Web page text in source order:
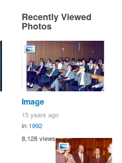
Recently Viewed
Photos
Image
15 years ago
in 1992
8,128 views